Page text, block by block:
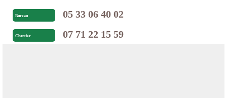
Bureau 05 33 06 40 02
Chantier 07 71 22 15 59